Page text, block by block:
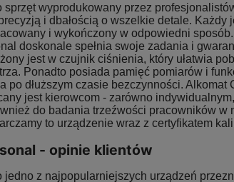
wyprodukowany przez
i dbałością o wszelkie detale. Każdy
i wykończony w odpowiedni
doskonale spełnia swoje zadania i
jest w czujnik ciśnienia, który ułatwia
Ponadto posiada pamięć pomiarów i
po dłuższym czasie bezczynności. Alkomat
jest kierowcom - zarówno
do badania trzeźwości pracowników w
to urządzenie wraz z certyfikatem
- opinie klientów
jedno z najpopularniejszych urządzeń